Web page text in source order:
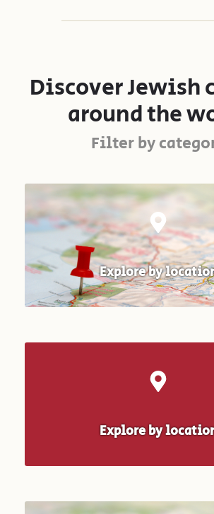
Discover Jewish
around the
Filter by
Explore by
Explore by